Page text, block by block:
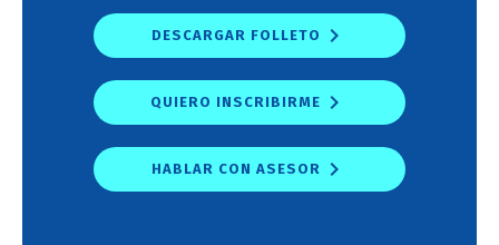
DESCARGAR FOLLETO
QUIERO INSCRIBIRME
HABLAR CON ASESOR